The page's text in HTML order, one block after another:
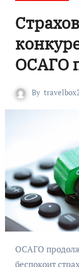
ОСАГО
By
ОСАГО продолжает дешеветь, этот факт
беспокоит